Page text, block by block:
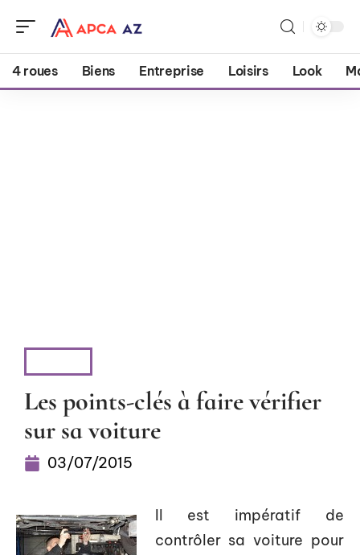
4 roues Biens Entreprise Loisirs Look
Les points-clés à faire vérifier
sur sa voiture
03/07/2015
Il est impératif de
contrôler sa voiture pour